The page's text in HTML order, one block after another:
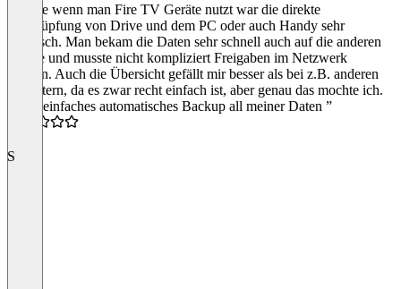
Gerade wenn man Fire TV Geräte nutzt war die direkte
Verknüpfung von Drive und dem PC oder auch Handy sehr
praktisch. Man bekam die Daten sehr schnell auch auf die anderen
Geräte und musste nicht kompliziert Freigaben im Netzwerk
erteilen. Auch die Übersicht gefällt mir besser als bei z.B. anderen
Anbietern, da es zwar recht einfach ist, aber genau das mochte ich.
“Sehr einfaches automatisches Backup all meiner Daten ”
S